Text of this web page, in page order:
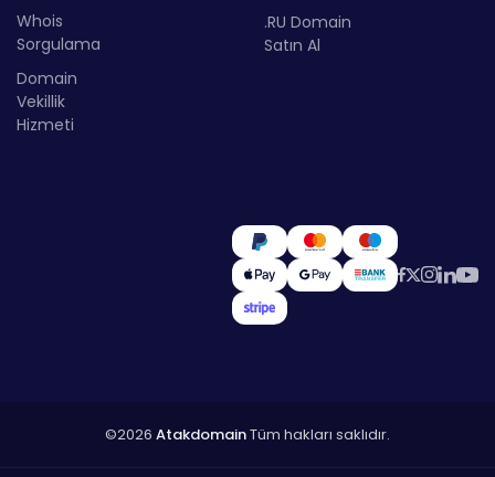
Whois
Sorgulama
Domain
Vekillik
Hizmeti
.RU Domain
Satın Al
©2026 AtakdomainTüm hakları saklıdır.